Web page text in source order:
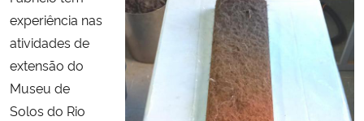
experiência nas
atividades de
extensão do
Museu de
Solos do Rio